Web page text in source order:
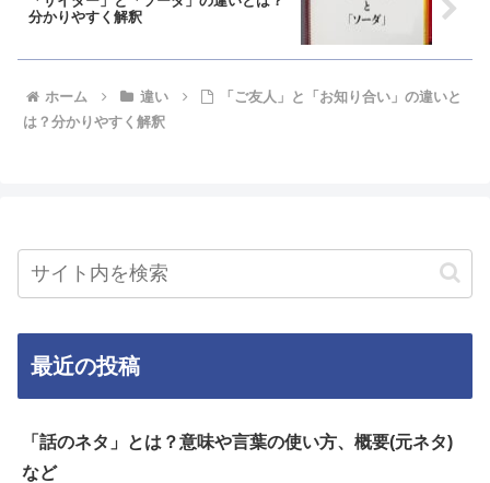
分かりやすく解釈
ホーム 違い
「ご友人」と「お知り合い」の違いと
は？分かりやすく解釈
最近の投稿
「話のネタ」とは？意味や言葉の使い方、概要(元ネタ)
など